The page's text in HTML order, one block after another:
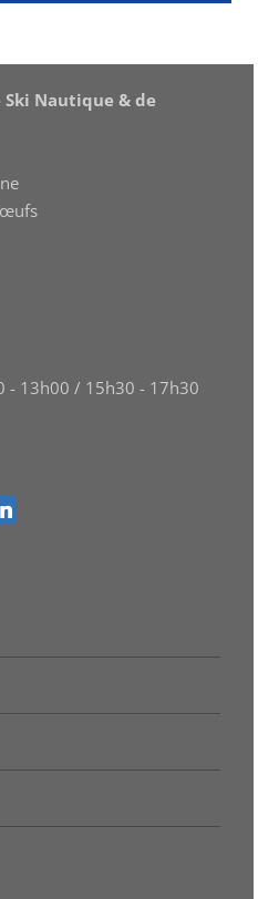
Nautique & de
- 13h00 / 15h30 - 17h30